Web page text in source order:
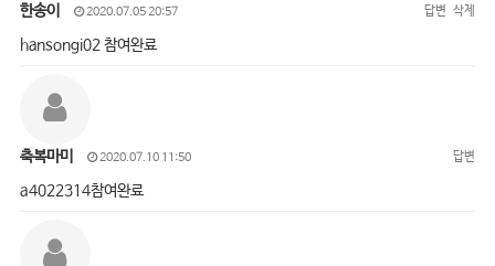
한송이 2020.07.05 20:57 답변 삭제
hansongi02 참여완료
축복마미 2020.07.10 11:50 답변
a4022314참여완료